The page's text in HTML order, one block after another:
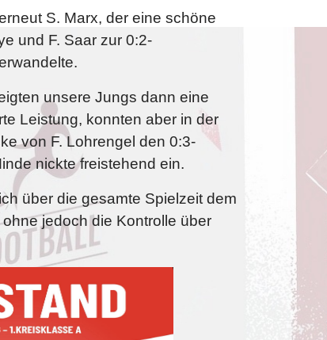
S. Marx, der eine schöne
und F. Saar zur 0:2-
unsere Jungs dann eine
Leistung, konnten aber in der
von F. Lohrengel den 0:3-
nickte freistehend ein.
über die gesamte Spielzeit dem
jedoch die Kontrolle über